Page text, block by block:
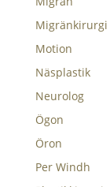
Migränkirurgi
Motion
Näsplastik
Neurolog
Ögon
Öron
Per Windh